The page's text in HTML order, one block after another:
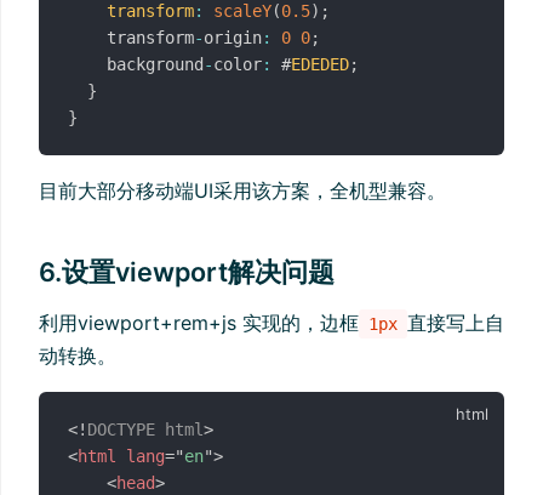
transform: scaleY(0.5) ;
    transform
-origin: 0 0;
    background
-color: #EDEDED;
}
}
目前大部分移动端UI采用该方案，全机型兼容。
6.设置viewport解决问题
利用viewport+rem+js 实现的，边框 1px 直接写上自
动转换。
<! DOCTYPE html>
<html lang="en">
<head>